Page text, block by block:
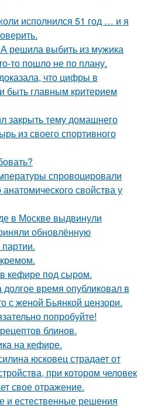
исполнился 51 год … и я
выбить из мужика
то пошло не по плану.
что цифры в
быть главным критерием
закрыть тему домашнего
из своего спортивного
спровоцировали
свойства у
в Москве выдвинули
обновлённую
кефире под сыром.
долгое время опубликовал в
с женой Бьянкой цензори.
попробуйте!
блинов.
на кефире.
юсковец страдает от
при котором человек
свое отражение.
и естественные решения